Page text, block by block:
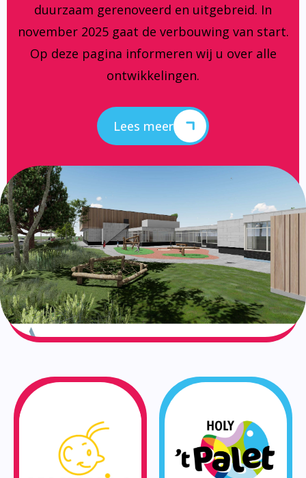
duurzaam gerenoveerd en uitgebreid. In
november 2025 gaat de verbouwing van start.
Op deze pagina informeren wij u over alle
ontwikkelingen.
Lees meer